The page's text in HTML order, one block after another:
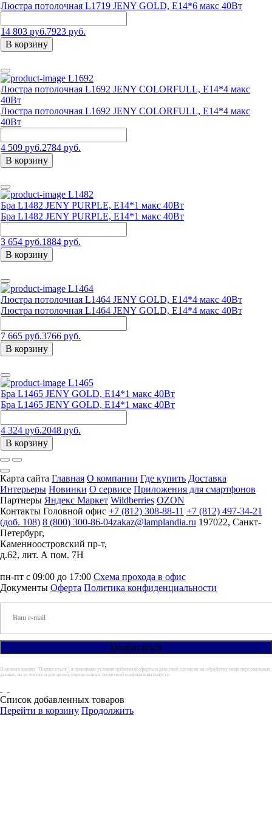
Люстра потолочная L1719 JENY GOLD, E14*6 макс 40Вт
14 803 руб.7923 руб.
В корзину
L1692
Люстра потолочная L1692 JENY COLORFULL, E14*4 макс
40Вт
Люстра потолочная L1692 JENY COLORFULL, E14*4 макс
40Вт
4 509 руб.2784 руб.
В корзину
L1482
Бра L1482 JENY PURPLE, E14*1 макс 40Вт
Бра L1482 JENY PURPLE, E14*1 макс 40Вт
3 654 руб.1884 руб.
В корзину
L1464
Люстра потолочная L1464 JENY GOLD, E14*4 макс 40Вт
Люстра потолочная L1464 JENY GOLD, E14*4 макс 40Вт
7 665 руб.3766 руб.
В корзину
L1465
Бра L1465 JENY GOLD, E14*1 макс 40Вт
Бра L1465 JENY GOLD, E14*1 макс 40Вт
4 324 руб.2048 руб.
В корзину
Карта сайта Главная О компании Где купить Доставка
Интерьеры Новинки О сервисе Приложения для смартфонов
Партнеры Яндекс Маркет Wildberries OZON
Контакты Головной офис +7 (812) 308-88-11 +7 (812) 497-34-21
(доб. 108) 8 (800) 300-86-04zakaz@lamplandia.ru 197022, Санкт-
Петербург,
Каменноостровский пр-т,
д.62, лит. А пом. 7Н
пн-пт с 09:00 до 17:00 Схема прохода в офис
Документы Оферта Политика конфиденциальности
Нажимая кнопку "Подписаться", я принимаю условия публичной оферты и даю своё согласие на обработку моих персональных
данных, на условиях и для целей, определенных политикой конфиденциальности.
Список добавленных товаров
Перейти в корзину Продолжить